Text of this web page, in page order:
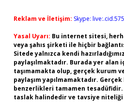
Reklam ve İletişim: Skype:
Yasal Uyarı: Bu internet sitesi,
veya şahıs şirketi ile hiçbir
Sitede yalnızca kendi
paylaşılmaktadır. Burada yer
taşımamakta olup, gerçek kurum
paylaşım yapılmamaktadır.
benzerlikleri tamamen
taslak halindedir ve tavsiye niteliği